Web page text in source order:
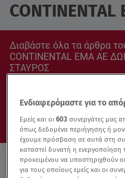
Διαβάστε όλα τα άρθρα
CONTINENTAL ΕΜΑ ΑΕ
ΣΤΑΥΡΟΣ
Ενδιαφερόμαστε για το
Εμείς και οι603 συνεργάτες μας
όπως δεδομένα περιήγησης ή
έχουμε πρόσβαση σε αυτά στη
καταστεί δυνατή η
προκειμένου να υποστηριχθούν
για τους οποίους εμείς και οι